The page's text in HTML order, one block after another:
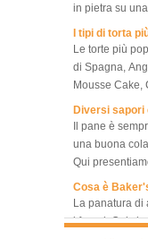
avere un set
dimensioni,
prestazioni di
di cottura,
seppellire più
I tipi di torta
Le torte più
di Spagna,
Mousse Cake,
Bundt Cake.
Diversi sapori
Il pane è
una buona
Qui
in tutto il
Cosa è
La panatura di
i fornai. Qui vi
del produttore